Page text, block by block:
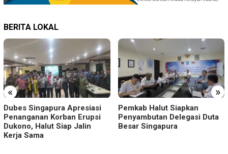
BERITA LOKAL
« »
Dubes Singapura Apresiasi
Penanganan Korban Erupsi
Dukono, Halut Siap Jalin
Kerja Sama
Pemkab Halut Siapkan
Penyambutan Delegasi Duta
Besar Singapura